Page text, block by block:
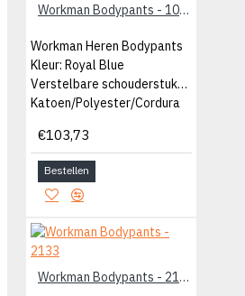
Workman Bodypants - 1047
Workman Heren Bodypants
Kleur: Royal Blue
Verstelbare schouderstukken
Katoen/Polyester/Cordura
€103,73
Bestellen
Workman Bodypants - 2133